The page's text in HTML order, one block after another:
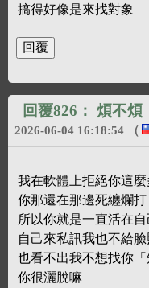
搞得好像是來找對象
回覆826： 煩不煩
2026-06-04 16:18:54 （
我在軟體上拒絕你這麼
你那還在那邊死纏爛打
所以你就是一直活在
自己來私訊我也不給臉
也看不出我不想找你「
你很灑脫嘛